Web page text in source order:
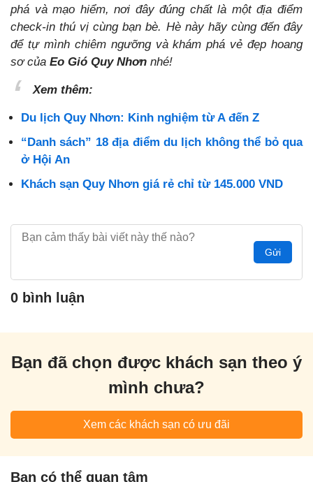
phá và mạo hiểm, nơi đây đúng chất là một địa điểm
check-in thú vị cùng bạn bè. Hè này hãy cùng đến đây
để tự mình chiêm ngưỡng và khám phá vẻ đẹp hoang
sơ của Eo Gió Quy Nhơn nhé!
Xem thêm:
Du lịch Quy Nhơn: Kinh nghiệm từ A đến Z
“Danh sách” 18 địa điểm du lịch không thể bỏ qua
ở Hội An
Khách sạn Quy Nhơn giá rẻ chỉ từ 145.000 VND
Gửi
0 bình luận
Bạn đã chọn được khách sạn theo ý
mình chưa?
Xem các khách sạn có ưu đãi
Bạn có thể quan tâm